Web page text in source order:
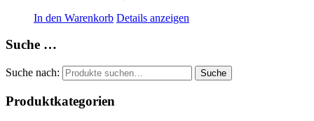
In den Warenkorb Details anzeigen
Suche …
Suche nach: Suche
Produktkategorien